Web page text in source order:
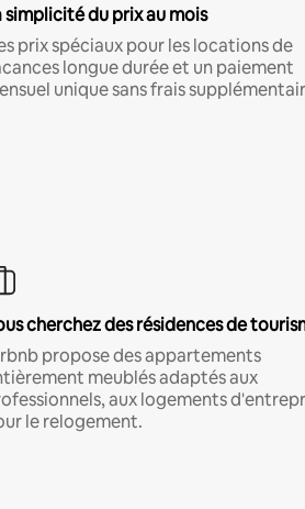
simplicité du prix au mois
prix spéciaux pour les locations de
longue durée et un paiement
unique sans frais
cherchez des résidences de
propose des appartements
meublés adaptés aux
aux logements
le relogement.